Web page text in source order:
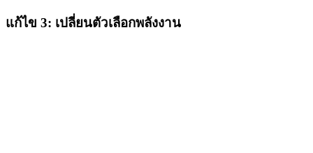
แก้ไข 3: เปลี่ยนตัวเลือกพลังงาน